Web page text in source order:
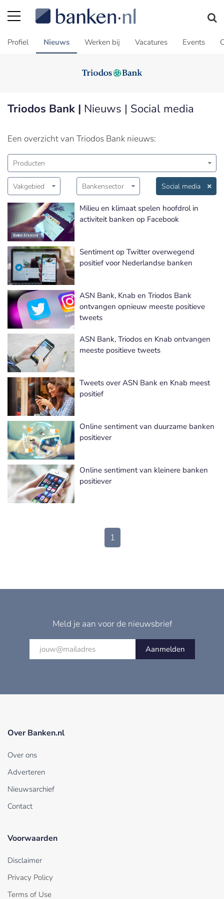
Profiel Nieuws Werken bij Vacatures Events
Triodos Bank | Nieuws | Social media
Een overzicht van Triodos Bank nieuws:
Producten
Vakgebied Bankensector Social media
Milieu en klimaat spelen hoofdrol in
activiteit banken op Facebook
Sentiment op Twitter overwegend
positief voor Nederlandse banken
ASN Bank, Knab en Triodos Bank
ontvangen opnieuw meeste positieve
tweets
ASN Bank, Triodos en Knab ontvangen
meeste positieve tweets
Tweets over ASN Bank en Knab meest
positief
Online sentiment van duurzame banken
positiever
Online sentiment van kleinere banken
positiever
1
Meld je aan voor de nieuwsbrief
Aanmelden
Over Banken.nl
Over ons
Adverteren
Nieuwsarchief
Contact
Voorwaarden
Disclaimer
Privacy Policy
Terms of Use